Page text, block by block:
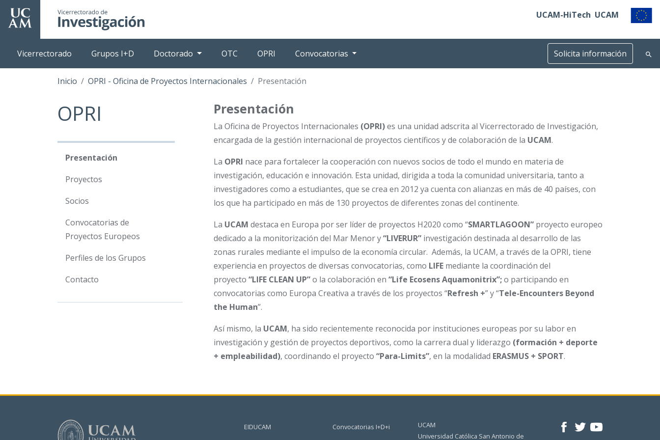
Pasar
principal
UCAM-HiTech UCAM
Vicerrectorado Grupos I+D Doctorado OTC OPRI Convocatorias Solicita información
Inicio OPRI - Oficina de Proyectos Internacionales Presentación
OPRI
Presentación
Proyectos
Socios
Convocatorias de
Proyectos Europeos
Perfiles de los Grupos
Contacto
Presentación
La Oficina de Proyectos Internacionales (OPRI)es una unidad adscrita al Vicerrectorado de Investigación,
encargada de la gestión internacional de proyectos científicos y de colaboración de la UCAM.
La OPRI nace para fortalecer la cooperación con nuevos socios de todo el mundo en materia de
investigación, educación e innovación. Esta unidad, dirigida a toda la comunidad universitaria, tanto a
investigadores como a estudiantes, que se crea en 2012 ya cuenta con alianzas en más de 40 países, con
los que ha participado en más de 130 proyectos de diferentes zonas del continente.
La UCAM destaca en Europa por ser líder de proyectos H2020 como “SMARTLAGOON” proyecto europeo
dedicado a la monitorización del Mar Menor y“LIVERUR” investigación destinada al desarrollo de las
zonas rurales mediante el impulso de la economía circular. Además, la UCAM, a través de la OPRI, tiene
experiencia en proyectos de diversas convocatorias, como LIFE mediante la coordinación del
proyecto “LIFE CLEAN UP”o la colaboración en “Life Ecosens Aquamonitrix”;o participando en
convocatorias como Europa Creativa a través de los proyectos “Refresh +” y “Tele-Encounters Beyond
the Human”.
Así mismo, la UCAM, ha sido recientemente reconocida por instituciones europeas por su labor en
investigación y gestión de proyectos deportivos, como la carrera dual y liderazgo (formación + deporte
+ empleabilidad), coordinando el proyecto “Para-Limits”, en la modalidad ERASMUS + SPORT.
EIDUCAM Convocatorias I+D+i
UCAM
Universidad Católica San Antonio de